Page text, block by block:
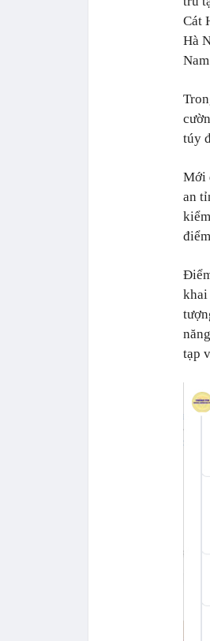
Cát
Hà
túy
Mới
an
khai
tạp